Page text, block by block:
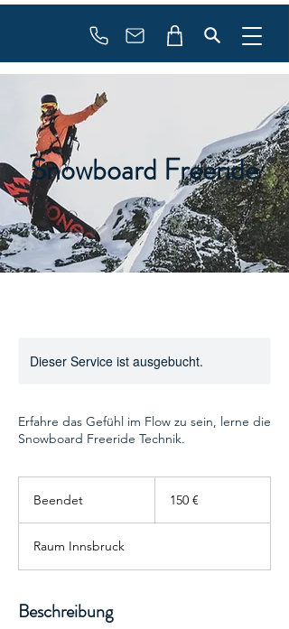
Snowboard Freeride
Dieser Service ist ausgebucht.
Erfahre das Gefühl im Flow zu sein, lerne die
Snowboard Freeride Technik.
Beendet
n
d
150 €
Raum Innsbruck
Beschreibung